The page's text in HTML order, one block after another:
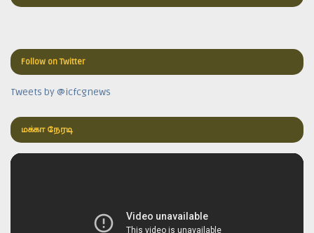
Follow on Twitter
Tweets by @icfcgnews
மக்கா நேரடி